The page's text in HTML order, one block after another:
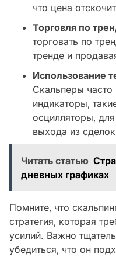
что цена
Торговля по
торговать по
тренде и
Использование
Скальперы часто
индикаторы‚
осцилляторы‚
выхода из
Читать статью
дневных графиках
Помните‚ что
стратегия‚ которая
усилий. Важно
убедиться‚ что он